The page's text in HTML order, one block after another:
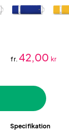
fr. 42,00 kr
Specifikation